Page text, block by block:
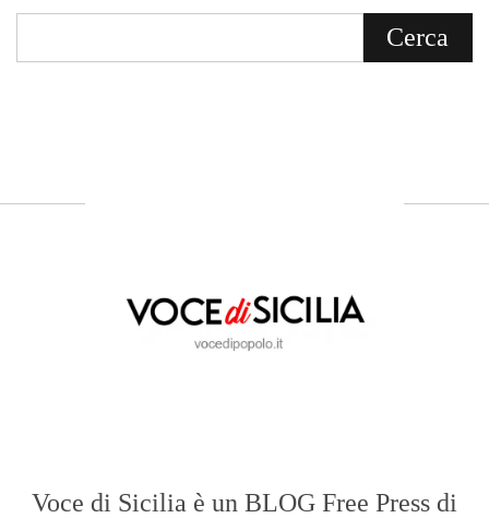
Voce di Sicilia è un BLOG Free Press di